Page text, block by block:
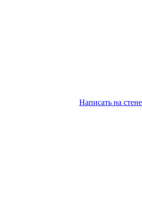
Написать на стене